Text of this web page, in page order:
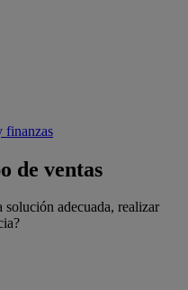
finanzas
de ventas
solución adecuada, realizar